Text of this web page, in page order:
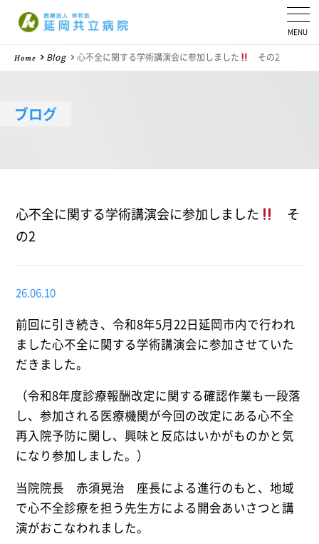
ブログ
Home Blog 心不全に関する学術講演会に参加しました その2
心不全に関する学術講演会に参加しました
そ
の2
26.06.10
前回に引き続き、令和8年5月22日延岡市内で行われ
ました心不全に関する学術講演会に参加させていた
だきました。
（令和8年度診療報酬改定に関する確認作業も一段落
し、参加される医療機関が今回の改定にある心不全
再入院予防に関し、興味と反応はいかがものかと気
になり参加しました。）
当院院長 赤須晃治 座長による進行のもと、地域
で心不全診療を担う先生方による開会あいさつと講
演がおこなわれました。